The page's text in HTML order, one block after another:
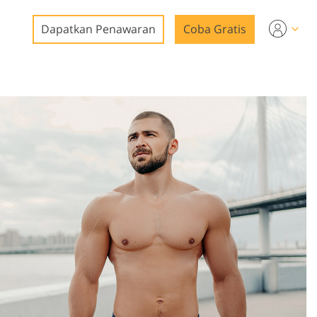
Dapatkan Penawaran Coba Gratis